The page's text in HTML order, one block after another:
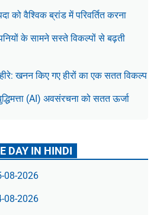
को वैश्विक ब्रांड में परिवर्तित करना
के सामने सस्ते विकल्पों से बढ़ती
खनन किए गए हीरों का एक सतत विकल्प
(AI) अवसंरचना को सतत ऊर्जा
DAY IN HINDI
08-2026
08-2026